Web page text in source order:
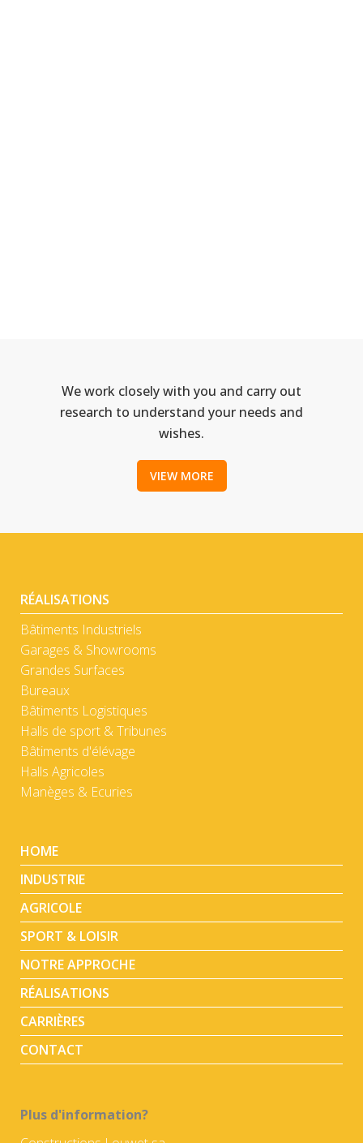
We work closely with you and carry out
research to understand your needs and
wishes.
VIEW MORE
RÉALISATIONS
Bâtiments Industriels
Garages & Showrooms
Grandes Surfaces
Bureaux
Bâtiments Logistiques
Halls de sport & Tribunes
Bâtiments d'élévage
Halls Agricoles
Manèges & Ecuries
HOME
INDUSTRIE
AGRICOLE
SPORT & LOISIR
NOTRE APPROCHE
RÉALISATIONS
CARRIÈRES
CONTACT
Plus d'information?